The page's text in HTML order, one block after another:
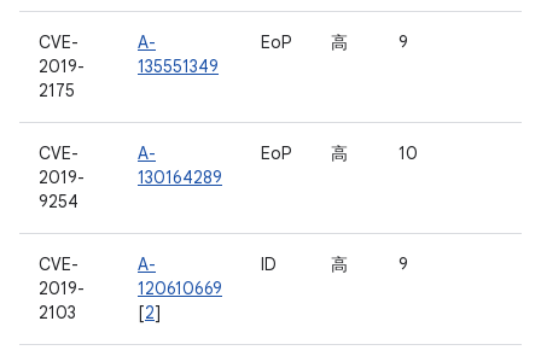
CVE-
2019-
2175
A-
135551349
EoP 高 9
CVE-
2019-
9254
A-
130164289
EoP 高 10
CVE-
2019-
2103
A-
120610669
[2]
ID 高 9